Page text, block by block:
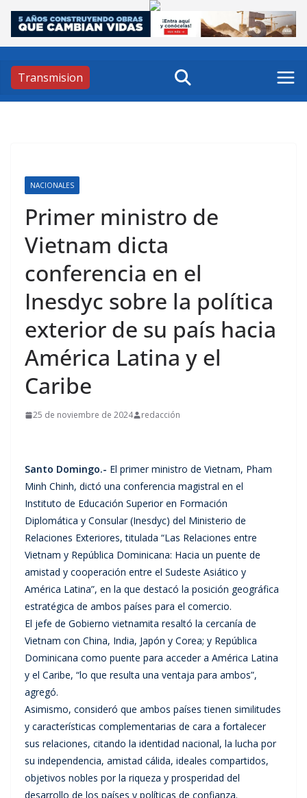
Skip
content
Transmision
NACIONALES
Primer ministro de
Vietnam dicta
conferencia en el
Inesdyc sobre la política
exterior de su país hacia
América Latina y el
Caribe
25 de noviembre de 2024 redacción
Santo Domingo.- El primer ministro de Vietnam, Pham
Minh Chinh, dictó una conferencia magistral en el
Instituto de Educación Superior en Formación
Diplomática y Consular (Inesdyc) del Ministerio de
Relaciones Exteriores, titulada “Las Relaciones entre
Vietnam y República Dominicana: Hacia un puente de
amistad y cooperación entre el Sudeste Asiático y
América Latina”, en la que destacó la posición geográfica
estratégica de ambos países para el comercio.
El jefe de Gobierno vietnamita resaltó la cercanía de
Vietnam con China, India, Japón y Corea; y República
Dominicana como puente para acceder a América Latina
y el Caribe, “lo que resulta una ventaja para ambos”,
agregó.
Asimismo, consideró que ambos países tienen similitudes
y características complementarias de cara a fortalecer
sus relaciones, citando la identidad nacional, la lucha por
su independencia, amistad cálida, ideales compartidos,
objetivos nobles por la riqueza y prosperidad del
desarrollo de los países y políticas de confianza.